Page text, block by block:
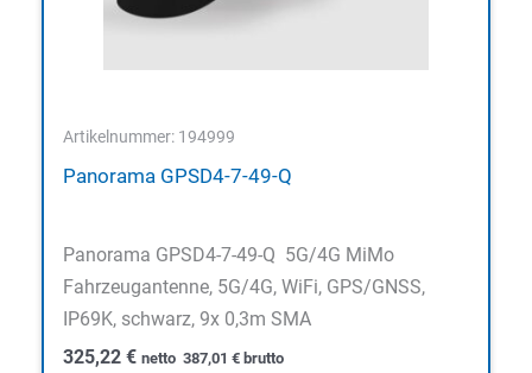
Artikelnummer: 194999
Panorama GPSD4-7-49-Q
Panorama GPSD4-7-49-Q 5G/4G MiMo
Fahrzeugantenne, 5G/4G, WiFi, GPS/GNSS,
IP69K, schwarz, 9x 0,3m SMA
325,22 € netto 387,01 € brutto